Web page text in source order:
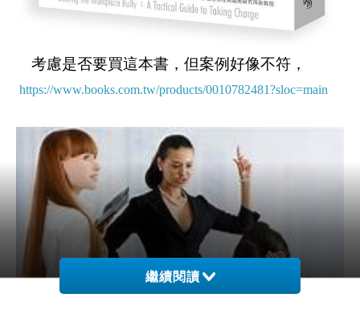
考慮是否要買這本書，但案例好像不符，
https://www.books.com.tw/products/0010782481?sloc=main
繼續閱讀